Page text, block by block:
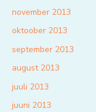
november 2013
oktoober 2013
september 2013
august 2013
juuli 2013
juuni 2013